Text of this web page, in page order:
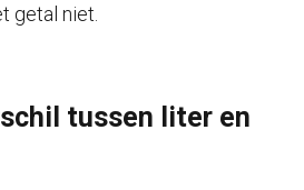
getal niet.
tussen liter en